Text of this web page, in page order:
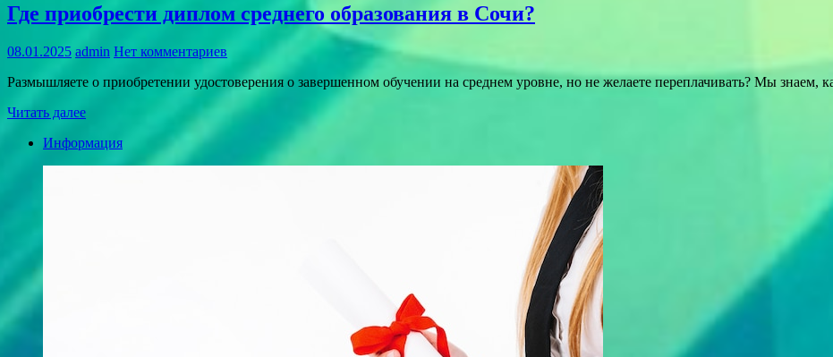
Где приобрести диплом среднего образования в Сочи?
08.01.2025 admin Нет комментариев
Размышляете о приобретении удостоверения о завершенном обучении на среднем уровне, но не желаете переплачивать? Мы
Читать далее
Информация